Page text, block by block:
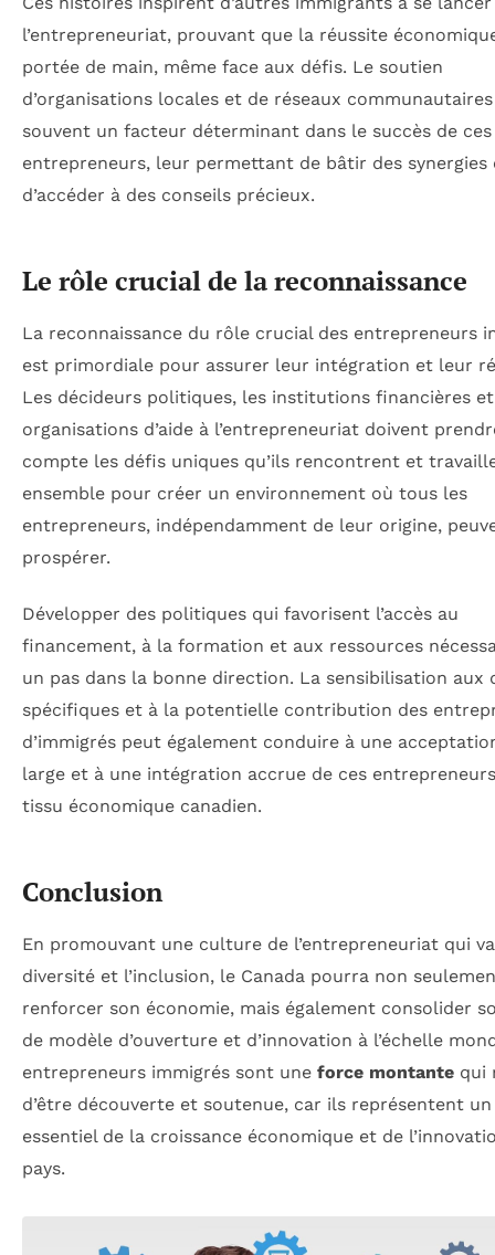
l’entrepreneuriat, prouvant que la réussite
portée de main, même face aux défis. Le soutien
d’organisations locales et de réseaux
souvent un facteur déterminant dans le succès de ces
entrepreneurs, leur permettant de bâtir des synergies
d’accéder à des conseils précieux.
Le rôle crucial de la reconnaissance
La reconnaissance du rôle crucial des entrepreneurs
est primordiale pour assurer leur intégration et leur
Les décideurs politiques, les institutions financières
organisations d’aide à l’entrepreneuriat doivent
compte les défis uniques qu’ils rencontrent et
ensemble pour créer un environnement où tous les
entrepreneurs, indépendamment de leur origine,
prospérer.
Développer des politiques qui favorisent l’accès au
financement, à la formation et aux ressources
un pas dans la bonne direction. La sensibilisation aux
spécifiques et à la potentielle contribution des
d’immigrés peut également conduire à une
large et à une intégration accrue de ces
tissu économique canadien.
Conclusion
En promouvant une culture de l’entrepreneuriat qui
diversité et l’inclusion, le Canada pourra non
renforcer son économie, mais également consolider
de modèle d’ouverture et d’innovation à l’échelle
entrepreneurs immigrés sont une force montante qui
d’être découverte et soutenue, car ils représentent
essentiel de la croissance économique et de
pays.